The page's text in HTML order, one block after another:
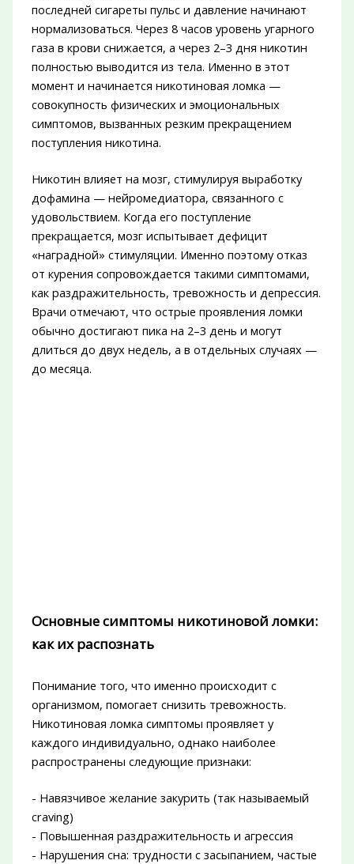
последней сигареты пульс и давление начинают
нормализоваться. Через 8 часов уровень угарного
газа в крови снижается, а через 2–3 дня никотин
полностью выводится из тела. Именно в этот
момент и начинается никотиновая ломка —
совокупность физических и эмоциональных
симптомов, вызванных резким прекращением
поступления никотина.
Никотин влияет на мозг, стимулируя выработку
дофамина — нейромедиатора, связанного с
удовольствием. Когда его поступление
прекращается, мозг испытывает дефицит
«наградной» стимуляции. Именно поэтому отказ
от курения сопровождается такими симптомами,
как раздражительность, тревожность и депрессия.
Врачи отмечают, что острые проявления ломки
обычно достигают пика на 2–3 день и могут
длиться до двух недель, а в отдельных случаях —
до месяца.
Основные симптомы никотиновой ломки:
как их распознать
Понимание того, что именно происходит с
организмом, помогает снизить тревожность.
Никотиновая ломка симптомы проявляет у
каждого индивидуально, однако наиболее
распространены следующие признаки:
- Навязчивое желание закурить (так называемый
craving)
- Повышенная раздражительность и агрессия
- Нарушения сна: трудности с засыпанием, частые